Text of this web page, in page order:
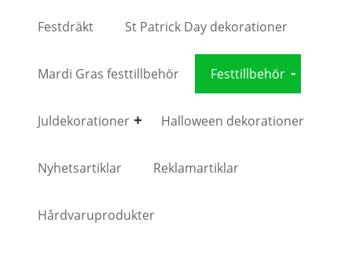
Festdräkt St Patrick Day dekorationer
Mardi Gras festtillbehör Festtillbehör
Juldekorationer Halloween dekorationer
Nyhetsartiklar Reklamartiklar
Hårdvaruprodukter